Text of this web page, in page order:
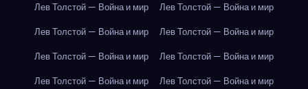
Лев Толстой — Война и мир
Лев Толстой — Война и мир
Лев Толстой — Война и мир
Лев Толстой — Война и мир
Лев Толстой — Война и мир
Лев Толстой — Война и мир
Лев Толстой — Война и мир
Лев Толстой — Война и мир